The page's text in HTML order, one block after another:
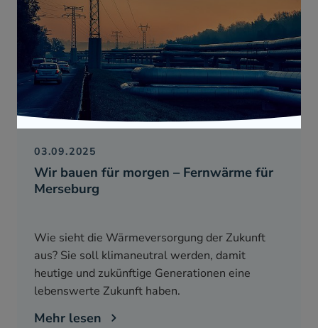
Wir bauen für morgen – Fernwärme für
Merseburg
03.09.2025
Wie sieht die Wärmeversorgung der Zukunft
aus? Sie soll klimaneutral werden, damit
heutige und zukünftige Generationen eine
lebenswerte Zukunft haben.
Mehr lesen